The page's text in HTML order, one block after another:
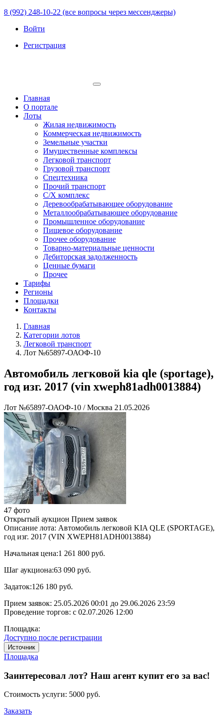
8 (992) 248-10-22 (все вопросы через мессенджеры)
Войти
Регистрация
Главная
О портале
Лоты
Жилая недвижимость
Коммерческая недвижимость
Земельные участки
Имущественные комплексы
Легковой транспорт
Грузовой транспорт
Спецтехника
Прочий транспорт
С/Х комплекс
Деревообрабатывающее оборудование
Металлообрабатывающее оборудование
Промышленное оборудование
Пищевое оборудование
Прочее оборудование
Товарно-материальные ценности
Дебиторская задолженность
Ценные бумаги
Прочее
Тарифы
Регионы
Площадки
Контакты
Главная
Категории лотов
Легковой транспорт
Лот №65897-ОАОФ-10
Автомобиль легковой kia qle (sportage),
год изг. 2017 (vin xweph81adh0013884)
Лот №65897-ОАОФ-10 / Москва 21.05.2026
47 фото
Открытый аукцион Прием заявок
Описание лота: Автомобиль легковой KIA QLE (SPORTAGE),
год изг. 2017 (VIN XWEPH81ADH0013884)
Начальная цена:1 261 800 руб.
Шаг аукциона:63 090 руб.
Задаток:126 180 руб.
Прием заявок: 25.05.2026 00:01 до 29.06.2026 23:59
Проведение торгов: с 02.07.2026 12:00
Площадка:
Доступно после регистрации
Источник
Площадка
Заинтересовал лот? Наш агент купит его за вас!
Стоимость услуги: 5000 руб.
Заказать